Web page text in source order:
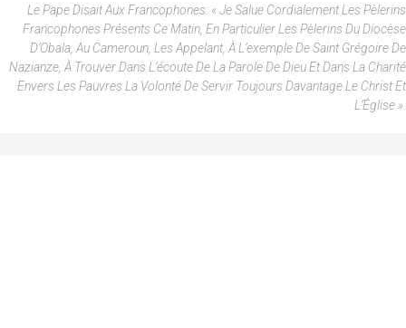
Le Pape Disait Aux Francophones: « Je Salue Cordialement Les Pèlerins
Francophones Présents Ce Matin, En Particulier Les Pèlerins Du Diocèse
D’Obala, Au Cameroun, Les Appelant, À L’exemple De Saint Grégoire De
Nazianze, À Trouver Dans L’écoute De La Parole De Dieu Et Dans La Charité
Envers Les Pauvres La Volonté De Servir Toujours Davantage Le Christ Et
L’Église ».